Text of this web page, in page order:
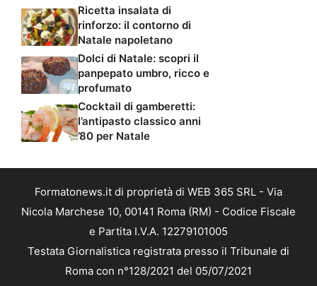
Ricetta insalata di
rinforzo: il contorno di
Natale napoletano
Dolci di Natale: scopri il
panpepato umbro, ricco e
profumato
Cocktail di gamberetti:
l’antipasto classico anni
’80 per Natale
Formatonews.it di proprietà di WEB 365 SRL - Via
Nicola Marchese 10, 00141 Roma (RM) - Codice Fiscale
e Partita I.V.A. 12279101005
Testata Giornalistica registrata presso il Tribunale di
Roma con n°128/2021 del 05/07/2021